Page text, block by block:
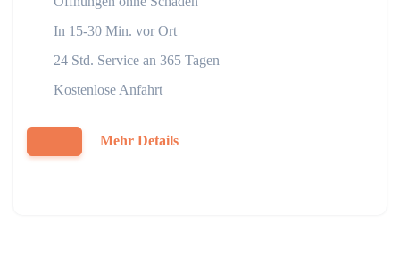
In 15-30 Min. vor Ort
24 Std. Service an 365 Tagen
Kostenlose Anfahrt
Mehr Details